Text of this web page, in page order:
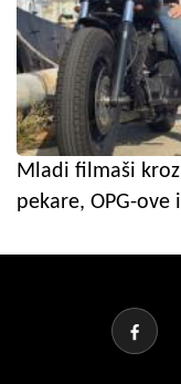
Mladi filmaši
pekare, OPG-